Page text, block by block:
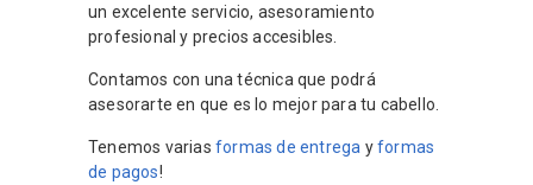
un excelente servicio, asesoramiento
profesional y precios accesibles.
Contamos con una técnica que podrá
asesorarte en que es lo mejor para tu cabello.
Tenemos varias formas de entrega yformas
de pagos!